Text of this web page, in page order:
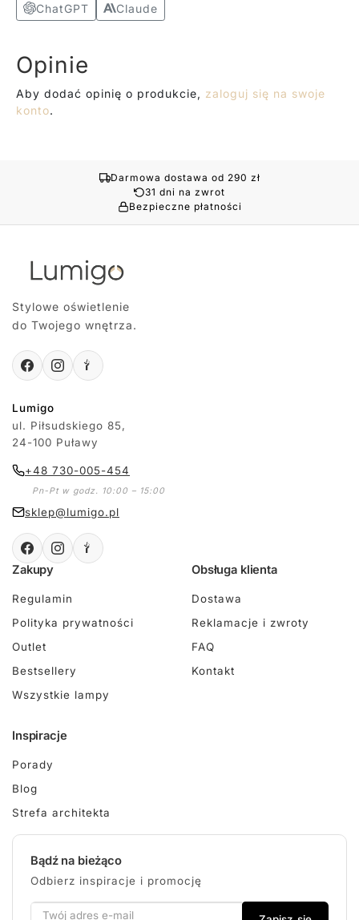
ChatGPT Claude
Opinie
Aby dodać opinię o produkcie, zaloguj się na swoje
konto.
Darmowa dostawa od 290 zł
31 dni na zwrot
Bezpieczne płatności
Stylowe oświetlenie
do Twojego wnętrza.
Lumigo
ul. Piłsudskiego 85,
24-100 Puławy
+48 730-005-454
Pn-Pt w godz. 10:00 – 15:00
sklep@lumigo.pl
Zakupy
Regulamin
Polityka prywatności
Outlet
Bestsellery
Wszystkie lampy
Obsługa klienta
Dostawa
Reklamacje i zwroty
FAQ
Kontakt
Inspiracje
Porady
Blog
Strefa architekta
Bądź na bieżąco
Odbierz inspiracje i promocję